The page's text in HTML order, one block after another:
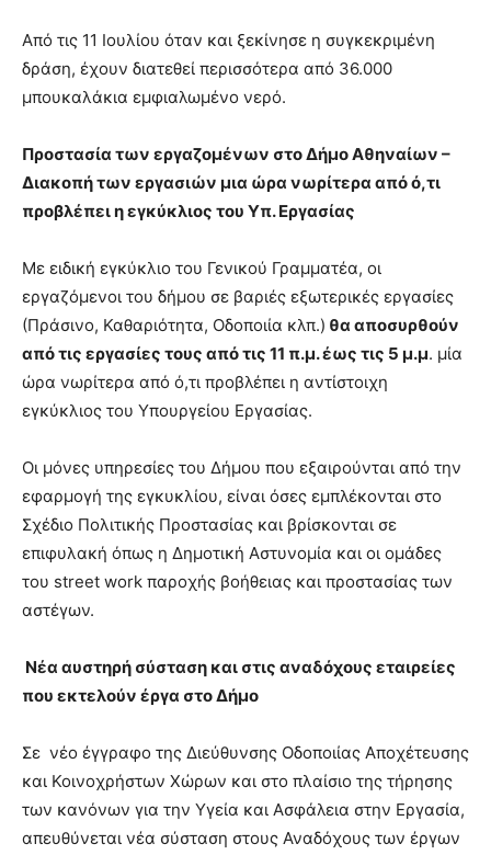
Από τις 11 Ιουλίου όταν και ξεκίνησε η συγκεκριμένη
δράση, έχουν διατεθεί περισσότερα από 36.000
μπουκαλάκια εμφιαλωμένο νερό.
Προστασία των εργαζομένων στο Δήμο Αθηναίων –
Διακοπή των εργασιών μια ώρα νωρίτερα από ό,τι
προβλέπει η εγκύκλιος του Υπ. Εργασίας
Με ειδική εγκύκλιο του Γενικού Γραμματέα, οι
εργαζόμενοι του δήμου σε βαριές εξωτερικές εργασίες
(Πράσινο, Καθαριότητα, Οδοποιία κλπ.) θα αποσυρθούν
από τις εργασίες τους από τις 11 π.μ. έως τις 5 μ.μ. μία
ώρα νωρίτερα από ό,τι προβλέπει η αντίστοιχη
εγκύκλιος του Υπουργείου Εργασίας.
Οι μόνες υπηρεσίες του Δήμου που εξαιρούνται από την
εφαρμογή της εγκυκλίου, είναι όσες εμπλέκονται στο
Σχέδιο Πολιτικής Προστασίας και βρίσκονται σε
επιφυλακή όπως η Δημοτική Αστυνομία και οι ομάδες
του street work παροχής βοήθειας και προστασίας των
αστέγων.
Νέα αυστηρή σύσταση και στις αναδόχους εταιρείες
που εκτελούν έργα στο Δήμο
Σε νέο έγγραφο της Διεύθυνσης Οδοποιίας Αποχέτευσης
και Κοινοχρήστων Χώρων και στο πλαίσιο της τήρησης
των κανόνων για την Υγεία και Ασφάλεια στην Εργασία,
απευθύνεται νέα σύσταση στους Αναδόχους των έργων